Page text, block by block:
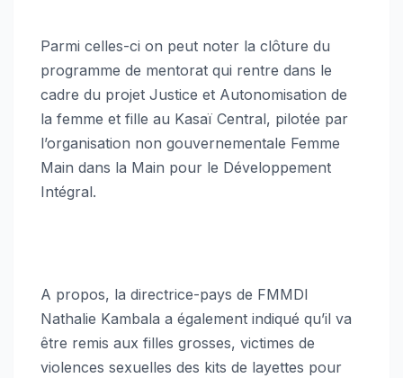
Parmi celles-ci on peut noter la clôture du
programme de mentorat qui rentre dans le
cadre du projet Justice et Autonomisation de
la femme et fille au Kasaï Central, pilotée par
l’organisation non gouvernementale Femme
Main dans la Main pour le Développement
Intégral.
A propos, la directrice-pays de FMMDI
Nathalie Kambala a également indiqué qu’il va
être remis aux filles grosses, victimes de
violences sexuelles des kits de layettes pour